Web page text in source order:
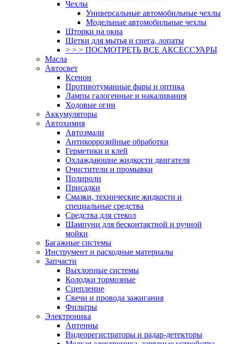
Чехлы
Универсальные автомобильные чехлы
Модельные автомобильные чехлы
Шторки на окна
Щетки для мытья и снега, лопаты
> > > ПОСМОТРЕТЬ ВСЕ АКСЕССУАРЫ
Масла
Автосвет
Ксенон
Противотуманные фары и оптика
Лампы галогенные и накаливания
Ходовые огни
Аккумуляторы
Автохимия
Автоэмали
Антикоррозийные обработки
Герметики и клей
Охлаждающие жидкости двигателя
Очистители и промывки
Полироли
Присадки
Смазки, технические жидкости и
специальные средства
Средства для стекол
Шампуни для бесконтактной и ручной
мойки
Багажные системы
Инструмент и расходные материалы
Запчасти
Выхлопные системы
Колодки тормозные
Сцепление
Свечи и провода зажигания
Фильтры
Электроника
Антенны
Видеорегистраторы и радар-детекторы